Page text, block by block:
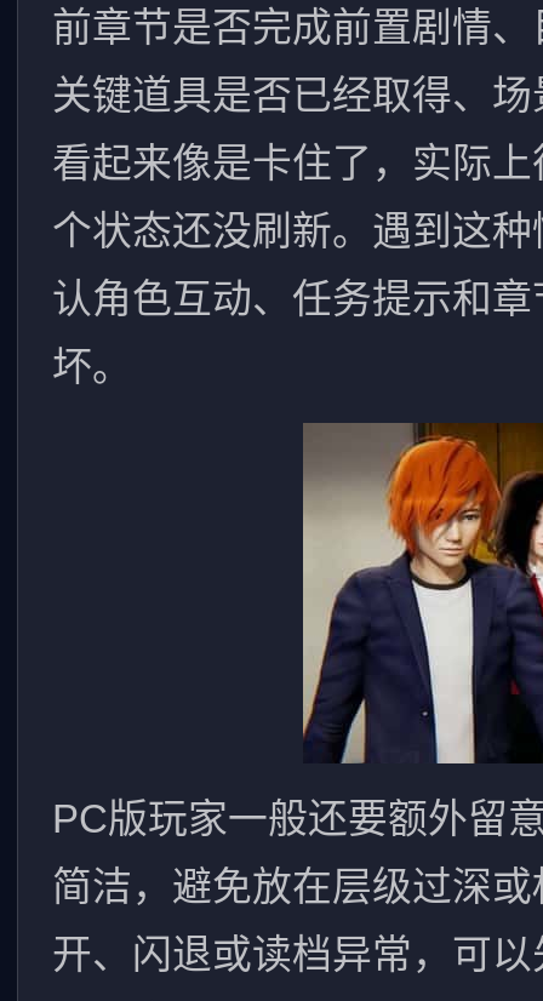
前章节是否完成前置剧情
关键道具是否已经取得、
看起来像是卡住了，实际
个状态还没刷新。遇到这
认角色互动、任务提示和
坏。
PC版玩家一般还要额外留
简洁，避免放在层级过深
开、闪退或读档异常，可